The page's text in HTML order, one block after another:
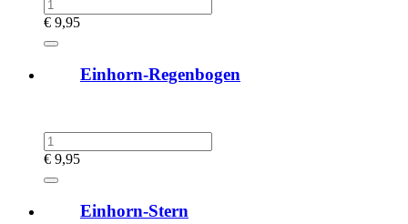
€ 9,95
Einhorn-Regenbogen
€ 9,95
Einhorn-Stern